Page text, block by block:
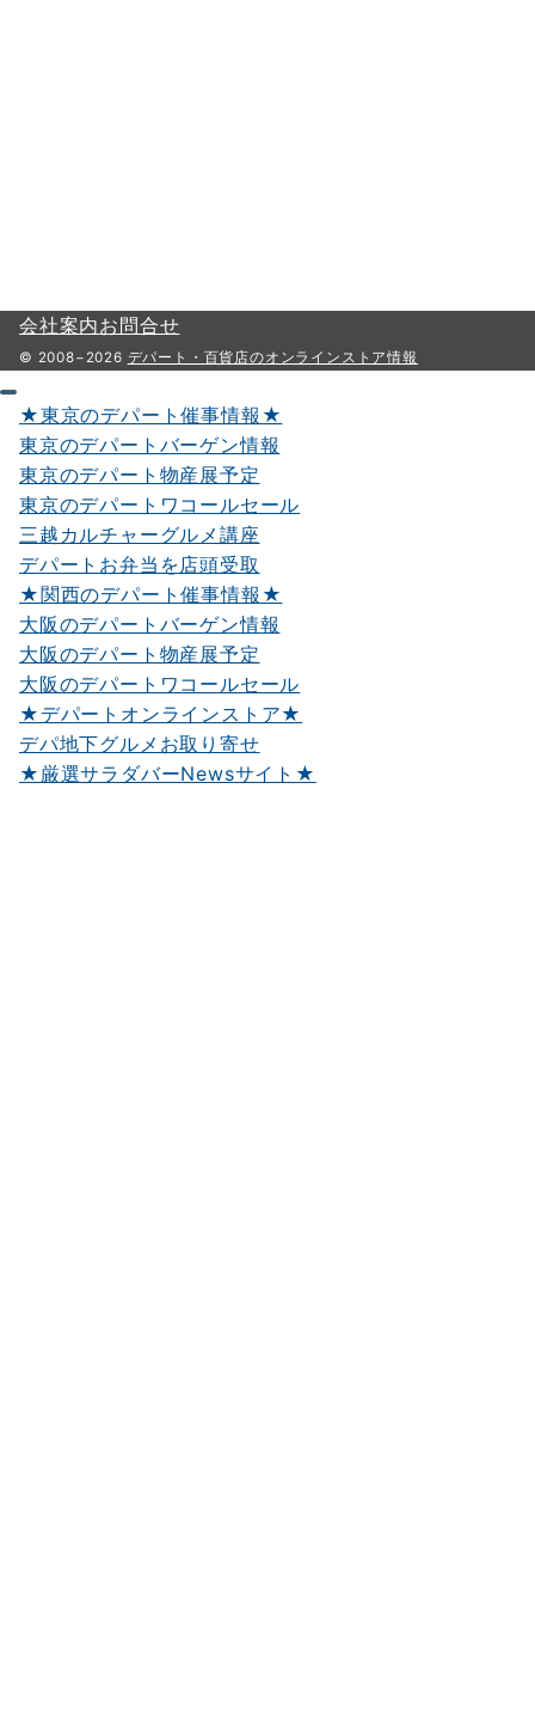
会社案内お問合せ
© 2008−2026 デパート・百貨店のオンラインストア情報
★東京のデパート催事情報★
東京のデパートバーゲン情報
東京のデパート物産展予定
東京のデパートワコールセール
三越カルチャーグルメ講座
デパートお弁当を店頭受取
★関西のデパート催事情報★
大阪のデパートバーゲン情報
大阪のデパート物産展予定
大阪のデパートワコールセール
★デパートオンラインストア★
デパ地下グルメお取り寄せ
★厳選サラダバーNewsサイト★